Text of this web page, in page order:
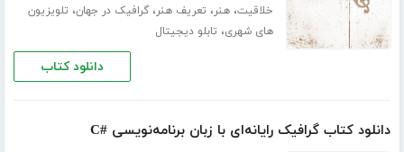
خلاقیت،هنر، تعریف هنر،گرافیک در جهان، تلویزیون
های شهری، تابلو دیجیتال
دانلود کتاب
دانلود کتاب گرافیک رایانه‌ای با زبان برنامه‌نویسی #C